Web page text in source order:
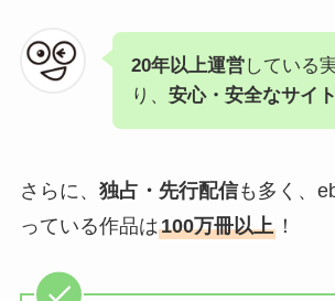
20年以上運営している
り、 安心・安全なサイト
さらに、 独占・先行配信も多く、
っている作品は100万冊以上！